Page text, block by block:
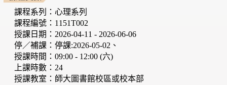
課程系列：心理系列
課程編號：1151T002
授課日期：2026-04-11 - 2026-06-06
停／補課：停課:2026-05-02、
授課時間：09:00 - 12:00 (六)
上課時數：24
授課教室：師大圖書館校區或校本部